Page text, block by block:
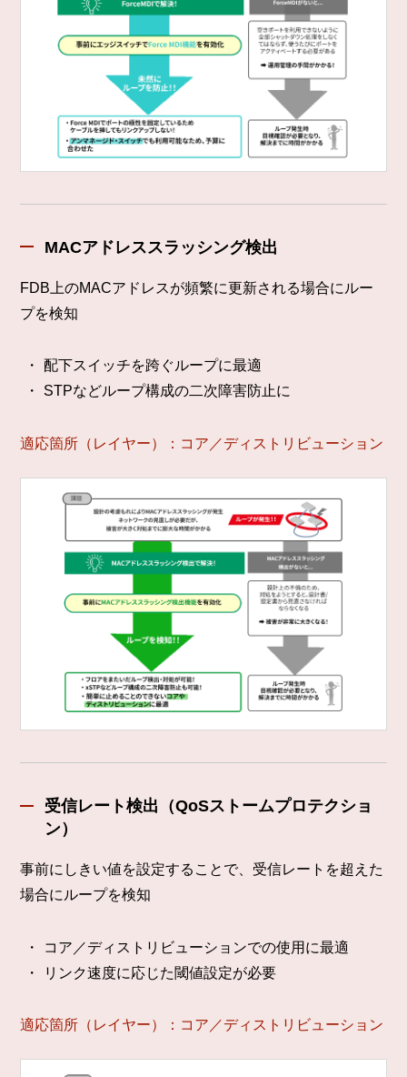
MACアドレススラッシング検出
FDB上のMACアドレスが頻繁に更新される場合にルー
プを検知
配下スイッチを跨ぐループに最適
STPなどループ構成の二次障害防止に
適応箇所（レイヤー）：コア／ディストリビューション
受信レート検出（QoSストームプロテクショ
ン）
事前にしきい値を設定することで、受信レートを超えた
場合にループを検知
コア／ディストリビューションでの使用に最適
リンク速度に応じた閾値設定が必要
適応箇所（レイヤー）：コア／ディストリビューション